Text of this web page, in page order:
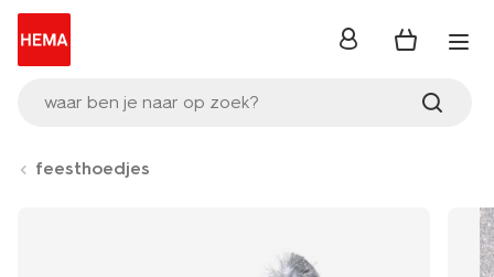
waar ben je naar op zoek?
inloggen
feesthoedjes